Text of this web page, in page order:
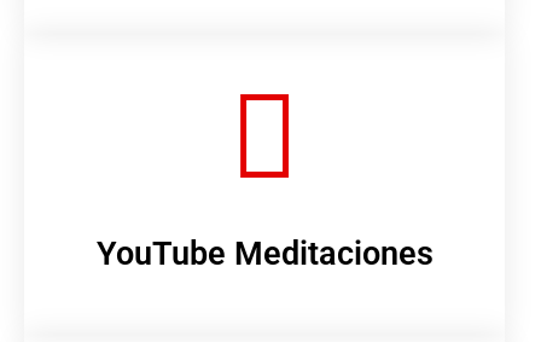
YouTube Meditaciones